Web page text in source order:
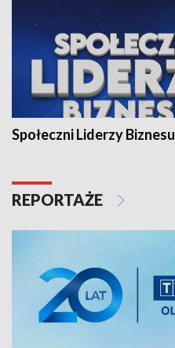
Społeczni Liderzy Biznesu
REPORTAŻE